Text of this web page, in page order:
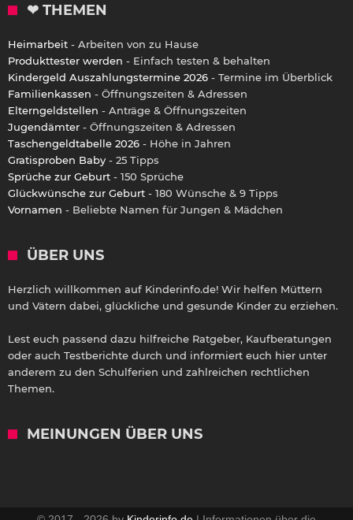
❤ THEMEN
Heimarbeit - Arbeiten von zu Hause
Produkttester werden - Einfach testen & behalten
Kindergeld Auszahlungstermine 2026 - Termine im Überblick
Familienkassen - Öffnungszeiten & Adressen
Elterngeldstellen - Anträge & Öffnungszeiten
Jugendämter - Öffnungszeiten & Adressen
Taschengeldtabelle 2026 - Höhe in Jahren
Gratisproben Baby - 25 Tipps
Sprüche zur Geburt - 150 Sprüche
Glückwünsche zur Geburt - 180 Wünsche & 9 Tipps
Vornamen - Beliebte Namen für Jungen & Mädchen
ÜBER UNS
Herzlich willkommen auf Kinderinfo.de! Wir helfen Müttern
und Vätern dabei, glückliche und gesunde Kinder zu erziehen.
Lest euch passend dazu hilfreiche Ratgeber, Kaufberatungen
oder auch Testberichte durch und informiert euch hier unter
anderem zu den Schulferien und zahlreichen rechtlichen
Themen.
MEINUNGEN ÜBER UNS